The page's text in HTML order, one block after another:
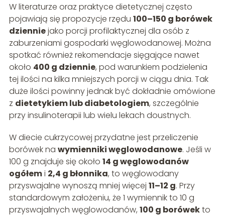
W literaturze oraz praktyce dietetycznej często
pojawiają się propozycje rzędu 100–150 g borówek
dzienniejako porcji profilaktycznej dla osób z
zaburzeniami gospodarki węglowodanowej. Można
spotkać również rekomendacje sięgające nawet
około 400 g dziennie, pod warunkiem podzielenia
tej ilości na kilka mniejszych porcji w ciągu dnia. Tak
duże ilości powinny jednak być dokładnie omówione
z dietetykiem lub diabetologiem, szczególnie
przy insulinoterapii lub wielu lekach doustnych.
W diecie cukrzycowej przydatne jest przeliczenie
borówek na wymienniki węglowodanowe. Jeśli w
100 g znajduje się około 14 g węglowodanów
ogółemi 2,4 g błonnika, to węglowodany
przyswajalne wynoszą mniej więcej 11–12 g. Przy
standardowym założeniu, że 1 wymiennik to 10 g
przyswajalnych węglowodanów, 100 g borówekto